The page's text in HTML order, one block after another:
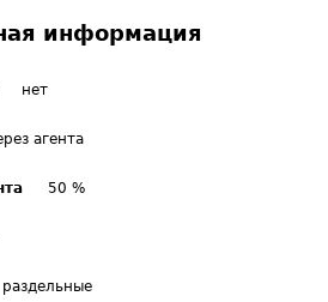
информация
нет
агента
50 %
раздельные